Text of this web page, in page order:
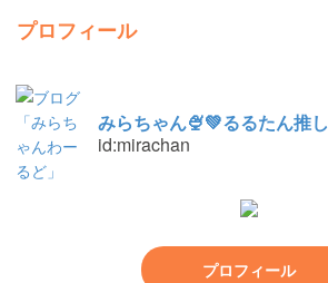
プロフィール
みらちゃん🍨💚るるたん推し
id:mirachan
プロフィール